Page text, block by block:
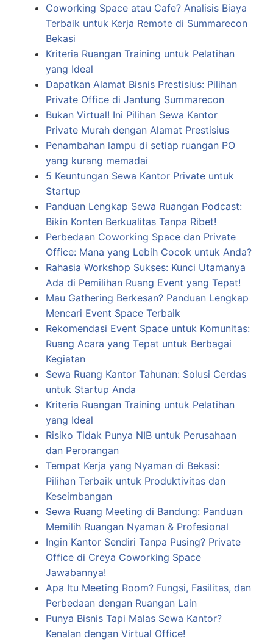
Coworking Space atau Cafe? Analisis Biaya
Terbaik untuk Kerja Remote di Summarecon
Bekasi
Kriteria Ruangan Training untuk Pelatihan
yang Ideal
Dapatkan Alamat Bisnis Prestisius: Pilihan
Private Office di Jantung Summarecon
Bukan Virtual! Ini Pilihan Sewa Kantor
Private Murah dengan Alamat Prestisius
Penambahan lampu di setiap ruangan PO
yang kurang memadai
5 Keuntungan Sewa Kantor Private untuk
Startup
Panduan Lengkap Sewa Ruangan Podcast:
Bikin Konten Berkualitas Tanpa Ribet!
Perbedaan Coworking Space dan Private
Office: Mana yang Lebih Cocok untuk Anda?
Rahasia Workshop Sukses: Kunci Utamanya
Ada di Pemilihan Ruang Event yang Tepat!
Mau Gathering Berkesan? Panduan Lengkap
Mencari Event Space Terbaik
Rekomendasi Event Space untuk Komunitas:
Ruang Acara yang Tepat untuk Berbagai
Kegiatan
Sewa Ruang Kantor Tahunan: Solusi Cerdas
untuk Startup Anda
Kriteria Ruangan Training untuk Pelatihan
yang Ideal
Risiko Tidak Punya NIB untuk Perusahaan
dan Perorangan
Tempat Kerja yang Nyaman di Bekasi:
Pilihan Terbaik untuk Produktivitas dan
Keseimbangan
Sewa Ruang Meeting di Bandung: Panduan
Memilih Ruangan Nyaman & Profesional
Ingin Kantor Sendiri Tanpa Pusing? Private
Office di Creya Coworking Space
Jawabannya!
Apa Itu Meeting Room? Fungsi, Fasilitas, dan
Perbedaan dengan Ruangan Lain
Punya Bisnis Tapi Malas Sewa Kantor?
Kenalan dengan Virtual Office!